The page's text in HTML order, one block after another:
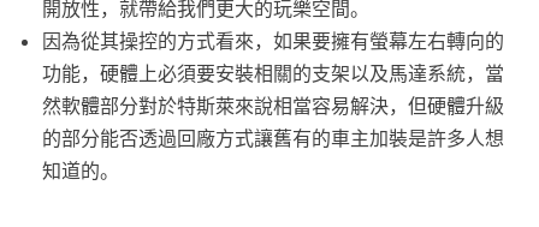
開放性，就帶給我們更大的玩樂空間。
因為從其操控的方式看來，如果要擁有螢幕左右轉向的
功能，硬體上必須要安裝相關的支架以及馬達系統，當
然軟體部分對於特斯萊來說相當容易解決，但硬體升級
的部分能否透過回廠方式讓舊有的車主加裝是許多人想
知道的。